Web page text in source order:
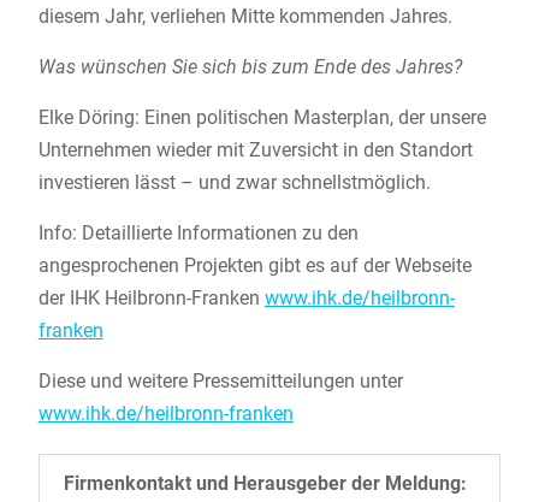
diesem Jahr, verliehen Mitte kommenden Jahres.
Was wünschen Sie sich bis zum Ende des Jahres?
Elke Döring: Einen politischen Masterplan, der unsere
Unternehmen wieder mit Zuversicht in den Standort
investieren lässt – und zwar schnellstmöglich.
Info: Detaillierte Informationen zu den
angesprochenen Projekten gibt es auf der Webseite
der IHK Heilbronn-Franken www.ihk.de/heilbronn-
franken
Diese und weitere Pressemitteilungen unter
www.ihk.de/heilbronn-franken
Firmenkontakt und Herausgeber der Meldung: